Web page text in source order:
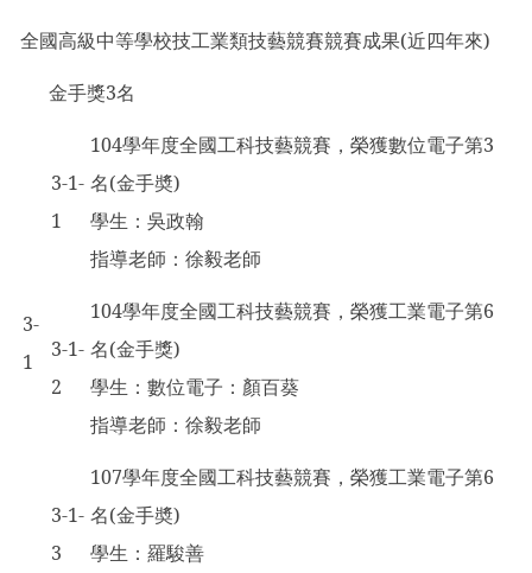
全國高級中等學校技工業類技藝競賽競賽成果(近四年來)
3-
1
金手獎3名
3-1-
1
104學年度全國工科技藝競賽，榮獲數位電子第3
名(金手奬)
學生：吳政翰
指導老師：徐毅老師
3-1-
2
104學年度全國工科技藝競賽，榮獲工業電子第6
名(金手獎)
學生：數位電子：顏百葵
指導老師：徐毅老師
3-1-
3
107學年度全國工科技藝競賽，榮獲工業電子第6
名(金手奬)
學生：羅駿善